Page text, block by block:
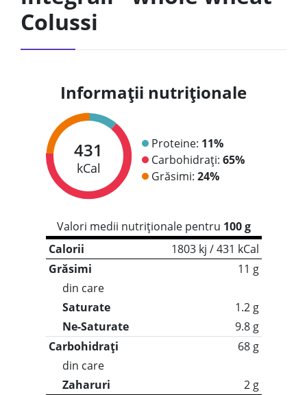
Colussi
Informații nutriționale
431
kCal
Proteine: 11%
Carbohidrați: 65%
Grăsimi: 24%
Valori medii nutriționale pentru 100 g
Calorii
1803 kj / 431 kCal
Grăsimi
11 g
din care
Saturate
1.2 g
Ne-Saturate
9.8 g
Carbohidrați
68 g
din care
Zaharuri
2 g